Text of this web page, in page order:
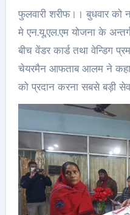
फुलवारी शरीफ।। बुधवार को नगर परिषद फुलवारी शरीफ कार्यालय
मे एन.यू.एल.एम योजना के
बीच वेंडर कार्ड तथा वेन्डिग
चेयरमैन आफताब आलम ने
को प्रदान करना सबसे बड़ी